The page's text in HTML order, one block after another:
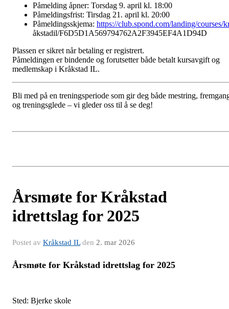
Påmelding åpner: Torsdag 9. april kl. 18:00
Påmeldingsfrist: Tirsdag 21. april kl. 20:00
Påmeldingsskjema: https://club.spond.com/landing/courses/
åkstadil/F6D5D1A569794762A2F3945EF4A1D94D
Plassen er sikret når betaling er registrert.
Påmeldingen er bindende og forutsetter både betalt kursavgift og
medlemskap i Kråkstad IL.
Bli med på en treningsperiode som gir deg både mestring,
og treningsglede – vi gleder oss til å se deg!
Årsmøte for Kråkstad
idrettslag for 2025
Postet av Kråkstad ILden 2. mar 2026
Årsmøte for Kråkstad idrettslag for 2025
Sted: Bjerke skole